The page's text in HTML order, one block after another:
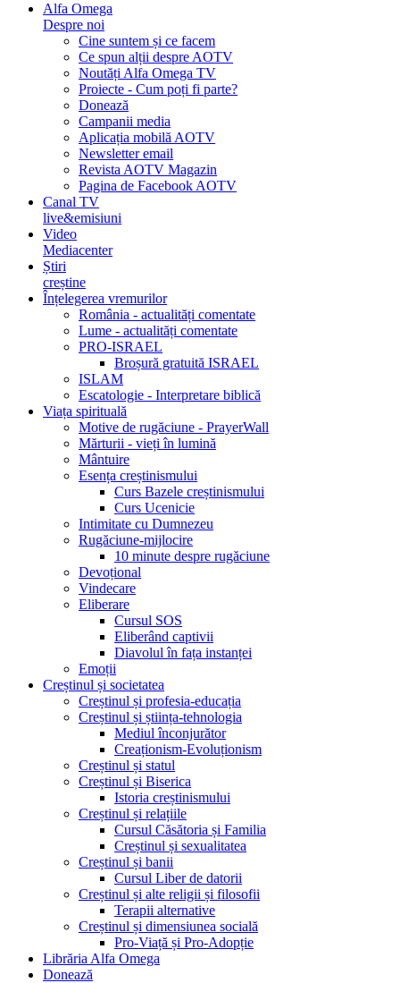
Alfa Omega
Despre noi
Cine suntem și ce facem
Ce spun alții despre AOTV
Noutăți Alfa Omega TV
Proiecte - Cum poți fi parte?
Donează
Campanii media
Aplicația mobilă AOTV
Newsletter email
Revista AOTV Magazin
Pagina de Facebook AOTV
Canal TV
live&emisiuni
Video
Mediacenter
Știri
creștine
Înțelegerea vremurilor
România - actualități comentate
Lume - actualități comentate
PRO-ISRAEL
Broșură gratuită ISRAEL
ISLAM
Escatologie - Interpretare biblică
Viața spirituală
Motive de rugăciune - PrayerWall
Mărturii - vieți în lumină
Mântuire
Esența creștinismului
Curs Bazele creștinismului
Curs Ucenicie
Intimitate cu Dumnezeu
Rugăciune-mijlocire
10 minute despre rugăciune
Devoțional
Vindecare
Eliberare
Cursul SOS
Eliberând captivii
Diavolul în fața instanței
Emoții
Creștinul și societatea
Creștinul și profesia-educația
Creștinul și știința-tehnologia
Mediul înconjurător
Creaționism-Evoluționism
Creștinul și statul
Creștinul și Biserica
Istoria creștinismului
Creștinul și relațiile
Cursul Căsătoria și Familia
Creștinul și sexualitatea
Creștinul și banii
Cursul Liber de datorii
Creștinul și alte religii și filosofii
Terapii alternative
Creștinul și dimensiunea socială
Pro-Viață și Pro-Adopție
Librăria Alfa Omega
Donează